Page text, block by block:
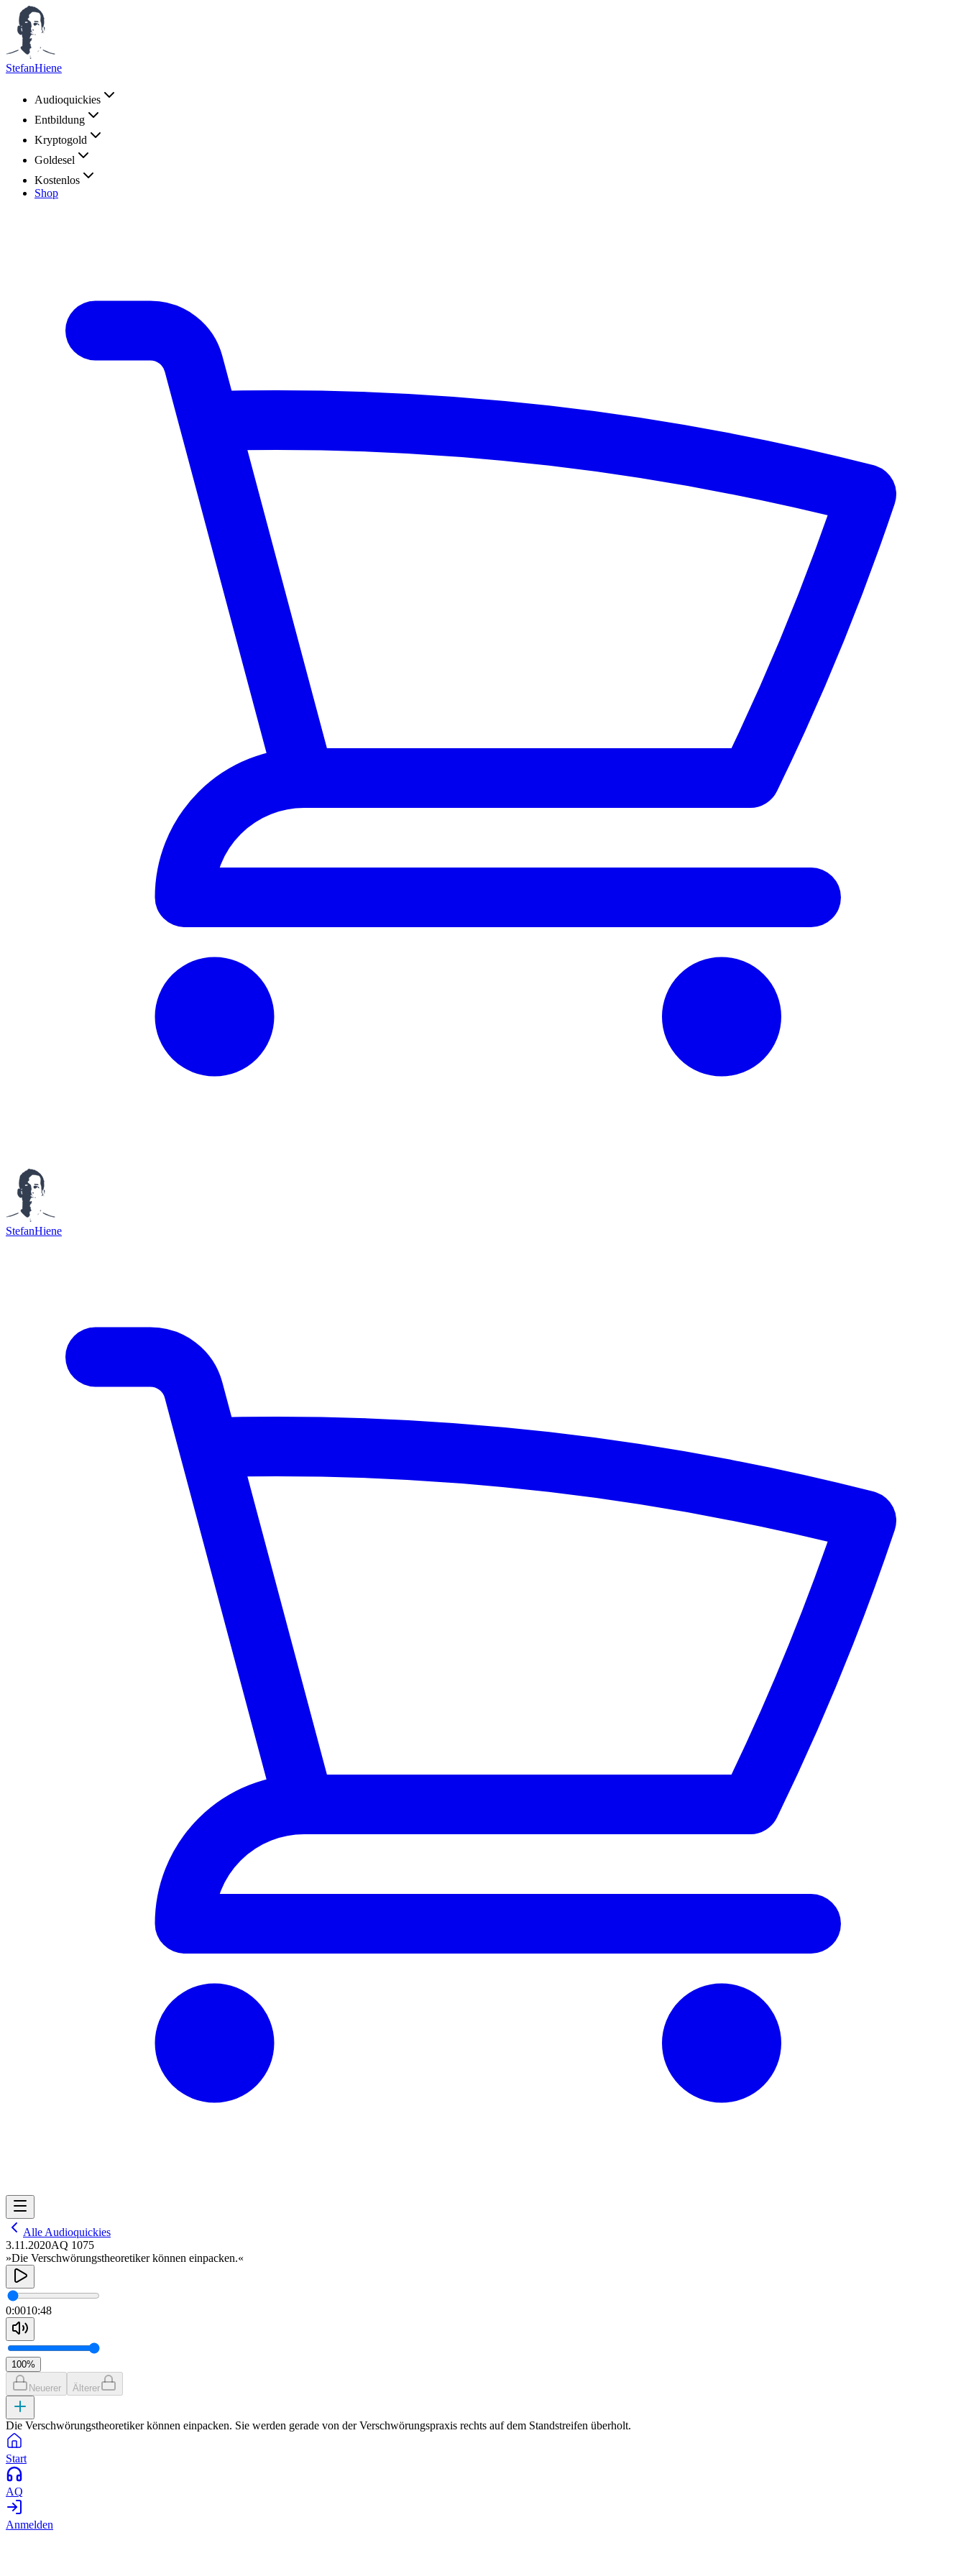
StefanHiene
Audioquickies
Entbildung
Kryptogold
Goldesel
Kostenlos
Shop
StefanHiene
Alle Audioquickies
3.11.2020AQ 1075
»Die Verschwörungstheoretiker können einpacken.«
0:0010:48
100%
Neuerer Älterer
Die Verschwörungstheoretiker können einpacken. Sie werden gerade von der Verschwörungspraxis rechts auf dem Standstreifen überholt.
Start
AQ
Anmelden